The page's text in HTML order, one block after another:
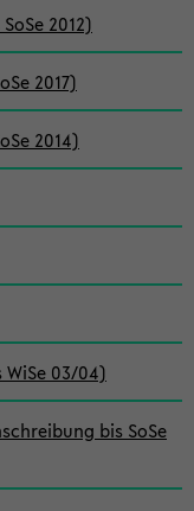
2012)
2017)
2014)
03/04)
bis SoSe